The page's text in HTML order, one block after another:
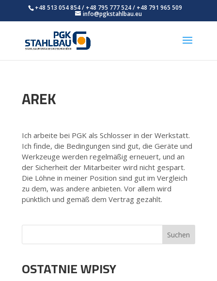
+48 513 054 854/ +48 795 777 524/ +48 791 965 509
info@pgkstahlbau.eu
AREK
Ich arbeite bei PGK als Schlosser in der Werkstatt.
Ich finde, die Bedingungen sind gut, die Geräte und
Werkzeuge werden regelmäßig erneuert, und an
der Sicherheit der Mitarbeiter wird nicht gespart.
Die Löhne in meiner Position sind gut im Vergleich
zu dem, was andere anbieten. Vor allem wird
pünktlich und gemäß dem Vertrag gezahlt.
Suchen
OSTATNIE WPISY